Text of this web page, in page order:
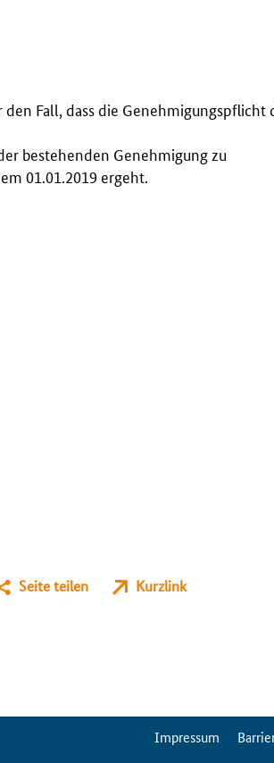
Fall, dass die Genehmigungspflicht
bestehenden Genehmigung zu
01.01.2019 ergeht.
Seite teilen Kurzlink
ServiceMenuImpressum